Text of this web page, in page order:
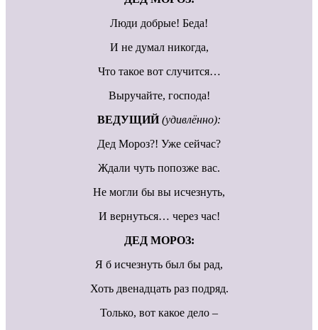
Люди добрые! Беда!
И не думал никогда,
Что такое вот случится…
Выручайте, господа!
ВЕДУЩИЙ (удивлённо):
Дед Мороз?! Уже сейчас?
Ждали чуть попозже вас.
Не могли бы вы исчезнуть,
И вернуться… через час!
ДЕД МОРОЗ:
Я б исчезнуть был бы рад,
Хоть двенадцать раз подряд.
Только, вот какое дело –